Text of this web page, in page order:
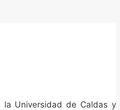
la Universidad de Caldas y